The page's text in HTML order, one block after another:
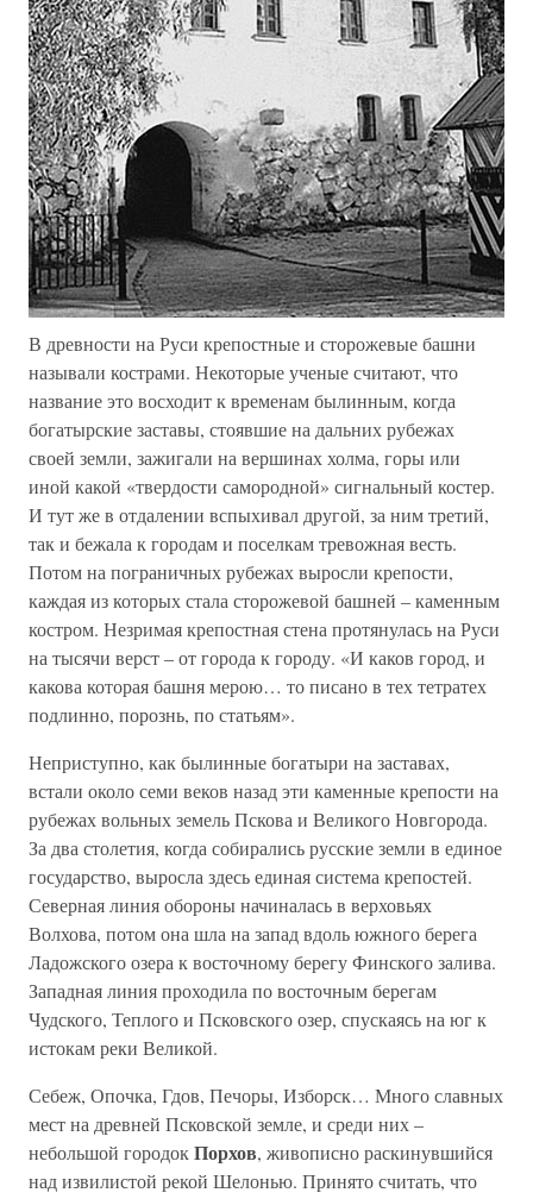
В древности на Руси крепостные и сторожевые башни
называли кострами. Некоторые ученые считают, что
название это восходит к временам былинным, когда
богатырские заставы, стоявшие на дальних рубежах
своей земли, зажигали на вершинах холма, горы или
иной какой «твердости самородной» сигнальный костер.
И тут же в отдалении вспыхивал другой, за ним третий,
так и бежала к городам и поселкам тревожная весть.
Потом на пограничных рубежах выросли крепости,
каждая из которых стала сторожевой башней – каменным
костром. Незримая крепостная стена протянулась на Руси
на тысячи верст – от города к городу. «И каков город, и
какова которая башня мерою… то писано в тех тетратех
подлинно, порознь, по статьям».
Неприступно, как былинные богатыри на заставах,
встали около семи веков назад эти каменные крепости на
рубежах вольных земель Пскова и Великого Новгорода.
За два столетия, когда собирались русские земли в единое
государство, выросла здесь единая система крепостей.
Северная линия обороны начиналась в верховьях
Волхова, потом она шла на запад вдоль южного берега
Ладожского озера к восточному берегу Финского залива.
Западная линия проходила по восточным берегам
Чудского, Теплого и Псковского озер, спускаясь на юг к
истокам реки Великой.
Себеж, Опочка, Гдов, Печоры, Изборск… Много славных
мест на древней Псковской земле, и среди них –
небольшой городокПорхов, живописно раскинувшийся
над извилистой рекой Шелонью. Принято считать, что